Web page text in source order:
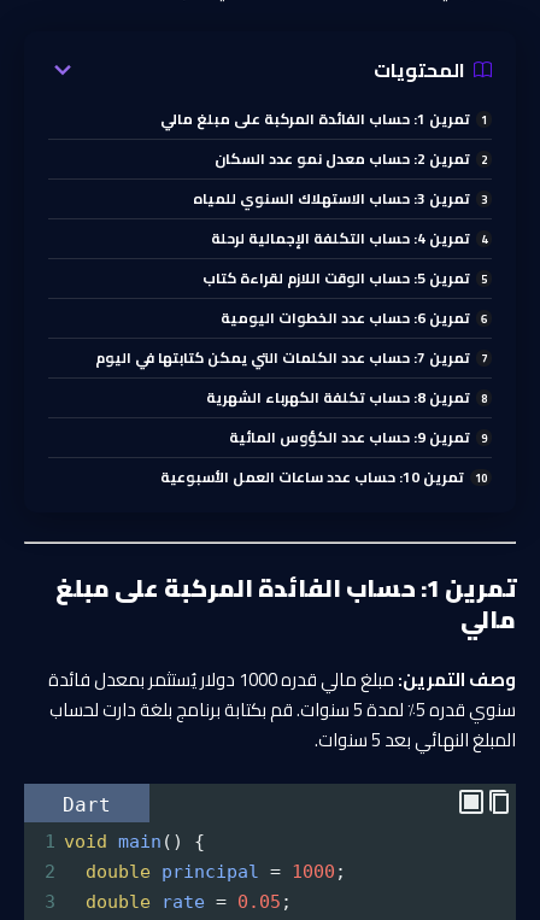
المحتويات
تمرين 1: حساب الفائدة المركبة على مبلغ مالي
تمرين 2: حساب معدل نمو عدد السكان
تمرين 3: حساب الاستهلاك السنوي للمياه
تمرين 4: حساب التكلفة الإجمالية لرحلة
تمرين 5: حساب الوقت اللازم لقراءة كتاب
تمرين 6: حساب عدد الخطوات اليومية
تمرين 7: حساب عدد الكلمات التي يمكن كتابتها في اليوم
تمرين 8: حساب تكلفة الكهرباء الشهرية
تمرين 9: حساب عدد الكؤوس المائية
تمرين 10: حساب عدد ساعات العمل الأسبوعية
تمرين 1: حساب الفائدة المركبة على مبلغ
مالي
وصف التمرين:
مبلغ مالي قدره 1000 دولار يُستثمر بمعدل فائدة
سنوي قدره 5٪ لمدة 5 سنوات. قم بكتابة برنامج بلغة دارت لحساب
المبلغ النهائي بعد 5 سنوات.
Dart
1 void main () {
2
double principal = 1000 ;
3
double rate = 0.05 ;